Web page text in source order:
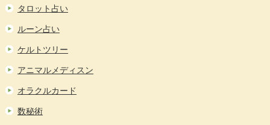
タロット占い
ルーン占い
ケルトツリー
アニマルメディスン
オラクルカード
数秘術